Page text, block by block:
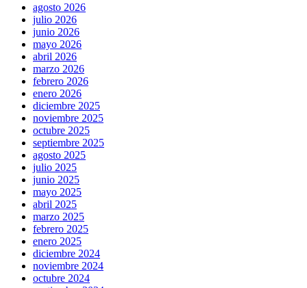
agosto 2026
julio 2026
junio 2026
mayo 2026
abril 2026
marzo 2026
febrero 2026
enero 2026
diciembre 2025
noviembre 2025
octubre 2025
septiembre 2025
agosto 2025
julio 2025
junio 2025
mayo 2025
abril 2025
marzo 2025
febrero 2025
enero 2025
diciembre 2024
noviembre 2024
octubre 2024